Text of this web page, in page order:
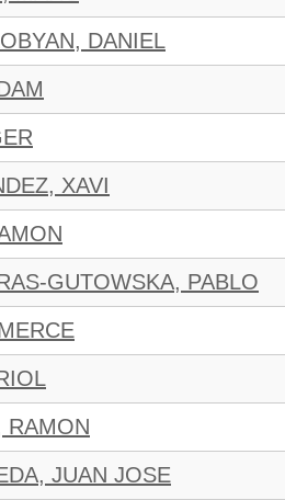
DANIEL
XAVI
GUTOWSKA, PABLO
RAMON
JUAN JOSE